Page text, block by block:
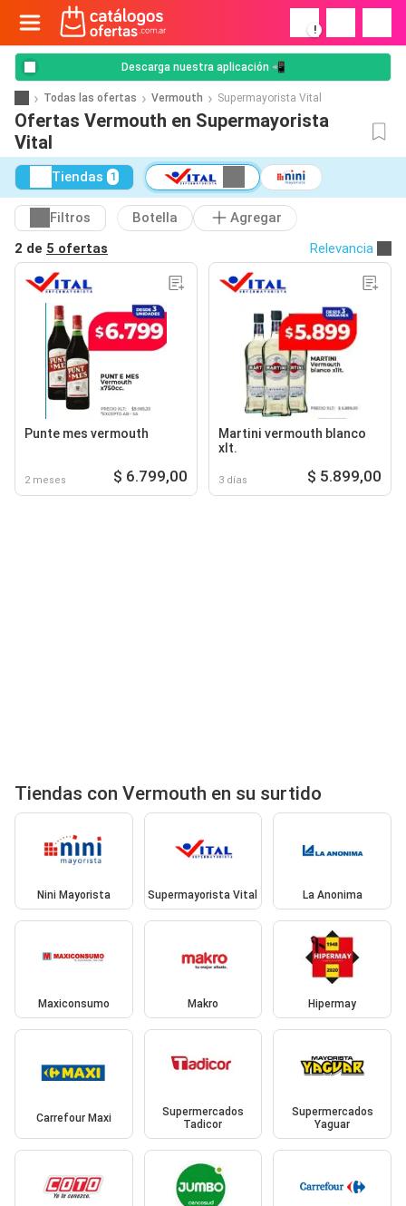
!
Descarga nuestra aplicación 📲
Todas las ofertas Vermouth Supermayorista Vital
Ofertas Vermouth en Supermayorista
Vital
Tiendas 1
Filtros Botella
Agregar
2 de 5 ofertas Relevancia
Punte mes vermouth
2 meses $ 6.799,00
Martini vermouth blanco
xlt.
3 días $ 5.899,00
Tiendas con Vermouth en su surtido
Nini Mayorista Supermayorista Vital La Anonima
Maxiconsumo Makro Hipermay
Carrefour Maxi
Supermercados
Tadicor
Supermercados
Yaguar